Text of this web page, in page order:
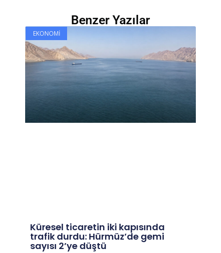
Benzer Yazılar
EKONOMI
Küresel ticaretin iki kapısında
trafik durdu: Hürmüz’de gemi
sayısı 2’ye düştü